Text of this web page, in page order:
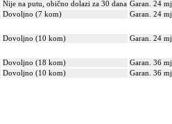
Nije na putu, obično dolazi za 30 dana Garan. 24 mj.
Dovoljno (7 kom)
Garan. 24 mj.
Dovoljno (10 kom)
Garan. 24 mj.
Dovoljno (18 kom)
Garan. 36 mj.
Dovoljno (10 kom)
Garan. 36 mj.